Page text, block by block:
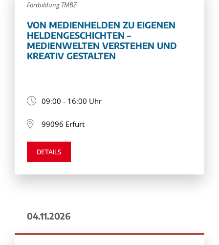
Fortbildung TMBZ
VON MEDIENHELDEN ZU EIGENEN
HELDENGESCHICHTEN –
MEDIENWELTEN VERSTEHEN UND
KREATIV GESTALTEN
09:00 - 16:00 Uhr
99096 Erfurt
DETAILS
04.11.2026